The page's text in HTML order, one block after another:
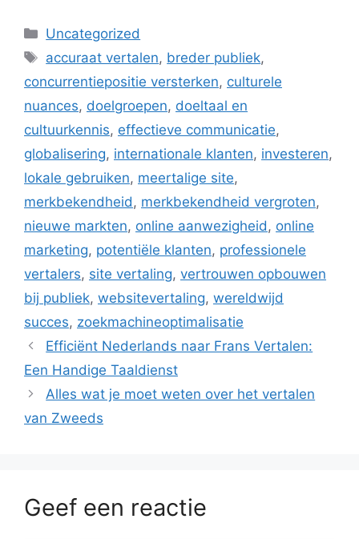
Categorieën
Uncategorized
Tags
accuraat vertalen, breder publiek,
concurrentiepositie versterken, culturele
nuances, doelgroepen, doeltaal en
cultuurkennis, effectieve communicatie,
globalisering, internationale klanten, investeren,
lokale gebruiken, meertalige site,
merkbekendheid , merkbekendheid vergroten,
nieuwe markten, online aanwezigheid , online
marketing, potentiële klanten, professionele
vertalers, site vertaling, vertrouwen opbouwen
bij publiek, websitevertaling, wereldwijd
succes, zoekmachineoptimalisatie
Efficiënt Nederlands naar Frans Vertalen:
Een Handige Taaldienst
Alles wat je moet weten over het vertalen
van Zweeds
Geef een reactie